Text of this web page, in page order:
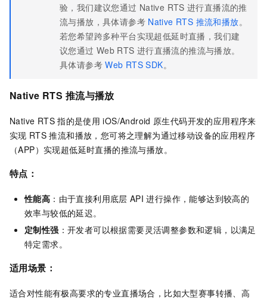
验，我们建议您通过 Native RTS 进行直播流的推
流与播放，具体请参考 Native RTS 推流和播放。
若您希望跨多种平台实现超低延时直播，我们建
议您通过 Web RTS 进行直播流的推流与播放。
具体请参考 Web RTS SDK。
Native RTS 推流与播放
Native RTS 指的是使用 iOS/Android 原生代码开发的应用程序来
实现 RTS 推流和播放，您可将之理解为通过移动设备的应用程序
（APP）实现超低延时直播的推流与播放。
特点：
性能高 ：由于直接利用底层 API 进行操作，能够达到较高的
效率与较低的延迟。
定制性强 ：开发者可以根据需要灵活调整参数和逻辑，以满足
特定需求。
适用场景：
适合对性能有极高要求的专业直播场合，比如大型赛事转播、高